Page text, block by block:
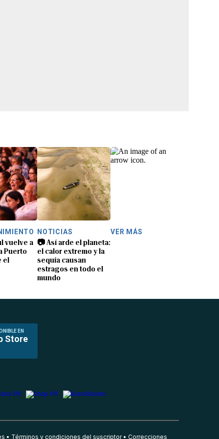
vuelve a
Puerto
el
NOTICIAS
📷 Así arde el planeta:
el calor extremo y la
sequía causan
estragos en todo el
mundo
VER MÁS
EN
Store
Términos y condiciones del suscriptor Correcciones